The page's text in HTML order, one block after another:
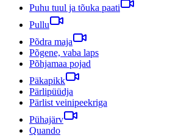
Puhu tuul ja tõuka paati
Pullu
Põdra maja
Põgene, vaba laps
Põhjamaa pojad
Päkapikk
Pärlipüüdja
Pärlist veinipeekriga
Pühajärv
Quando